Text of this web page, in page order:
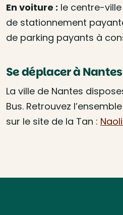
En voiture : le centre-
de stationnement
de parking payants à
Se déplacer à Nantes
La ville de Nantes
Bus. Retrouvez
sur le site de la Tan :